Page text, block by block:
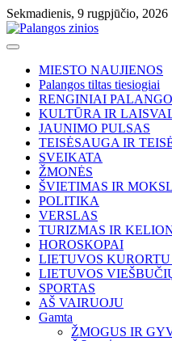
Skip
to
content
Sekmadienis, 9 rugpjūčio, 2026
MIESTO NAUJIENOS
Palangos tiltas tiesiogiai
RENGINIAI
KULTŪRA IR
JAUNIMO PULSAS
TEISĖSAUGA IR
SVEIKATA
ŽMONĖS
ŠVIETIMAS IR
POLITIKA
VERSLAS
TURIZMAS IR
HOROSKOPAI
LIETUVOS
LIETUVOS
SPORTAS
AŠ VAIRUOJU
Gamta
ŽMOGUS IR